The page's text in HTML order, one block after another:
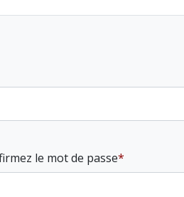
le mot de passe